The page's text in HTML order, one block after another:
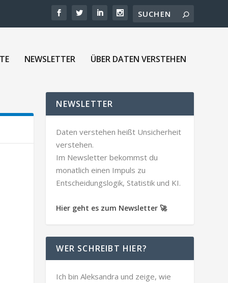
NEWSLETTER ÜBER DATEN VERSTEHEN
NEWSLETTER
Daten verstehen heißt Unsicherheit
verstehen.
Im Newsletter bekommst du
monatlich einen Impuls zu
Entscheidungslogik, Statistik und KI.
Hier geht es zum Newsletter 🚀
WER SCHREIBT HIER?
Ich bin Aleksandra und zeige, wie